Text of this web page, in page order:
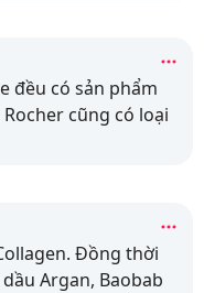
đều có sản phẩm
cũng có loại
Đồng thời
Argan, Baobab